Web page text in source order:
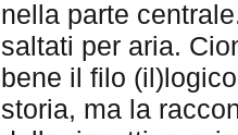
nella parte
saltati per aria.
bene il filo
storia, ma la